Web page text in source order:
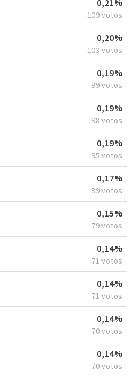
0,21%
109 votos
0,20%
103 votos
0,19%
99 votos
0,19%
98 votos
0,19%
95 votos
0,17%
89 votos
0,15%
79 votos
0,14%
71 votos
0,14%
71 votos
0,14%
70 votos
0,14%
70 votos